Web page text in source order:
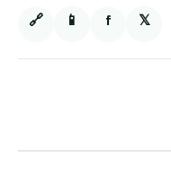
𝕏
f
📱
🔗